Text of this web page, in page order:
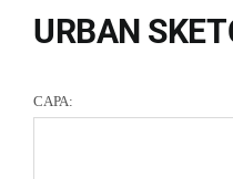
URBAN
CAPA: